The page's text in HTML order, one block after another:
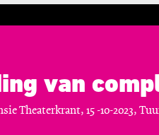
van
Theaterkrant, 15 -10-2023,